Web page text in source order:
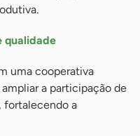
qualidade
uma cooperativa
a participação de
fortalecendo a